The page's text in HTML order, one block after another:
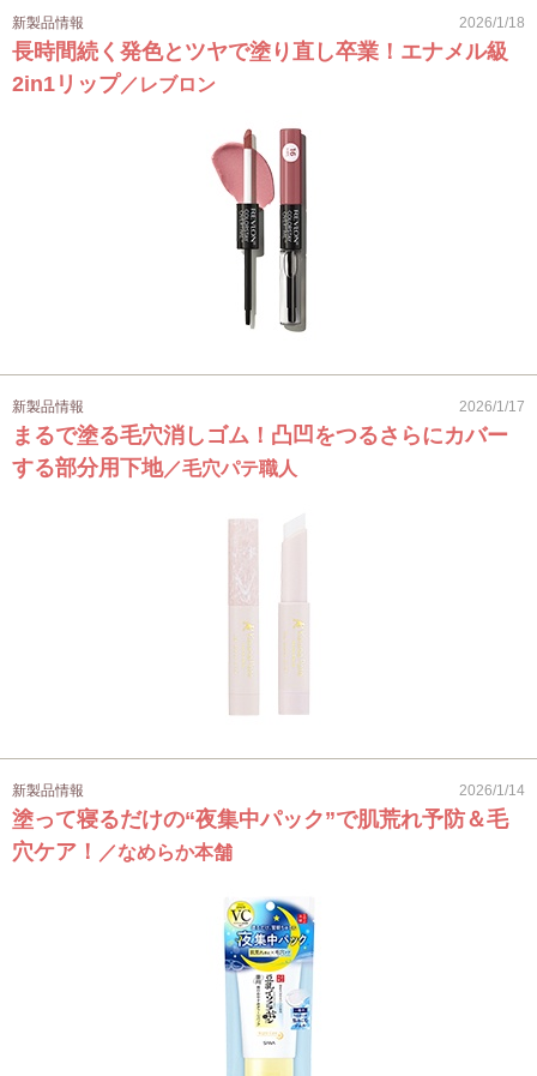
新製品情報 2026/1/18
長時間続く発色とツヤで塗り直し卒業！エナメル級
2in1リップ／レブロン
新製品情報 2026/1/17
まるで塗る毛穴消しゴム！凸凹をつるさらにカバー
する部分用下地／毛穴パテ職人
新製品情報 2026/1/14
塗って寝るだけの“夜集中パック”で肌荒れ予防＆毛
穴ケア！ ／なめらか本舗